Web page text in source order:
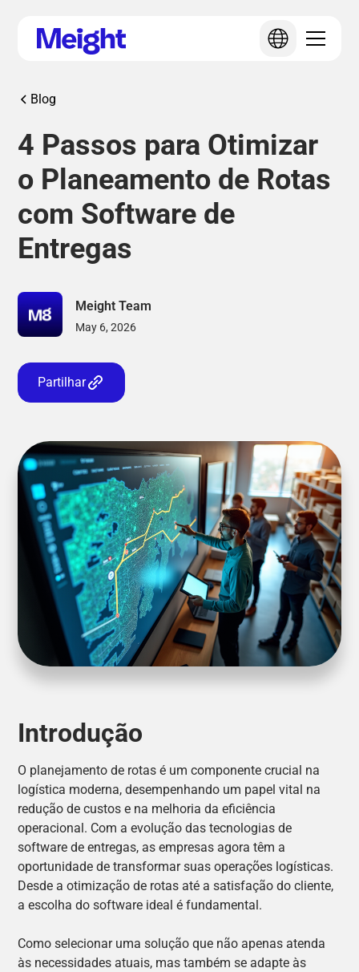
Blog
4 Passos para Otimizar
o Planeamento de Rotas
com Software de
Entregas
Meight Team
May 6, 2026
Partilhar
Introdução
O planejamento de rotas é um componente crucial na
logística moderna, desempenhando um papel vital na
redução de custos e na melhoria da eficiência
operacional. Com a evolução das tecnologias de
software de entregas, as empresas agora têm a
oportunidade de transformar suas operações logísticas.
Desde a otimização de rotas até a satisfação do cliente,
a escolha do software ideal é fundamental.
Como selecionar uma solução que não apenas atenda
às necessidades atuais, mas também se adapte às